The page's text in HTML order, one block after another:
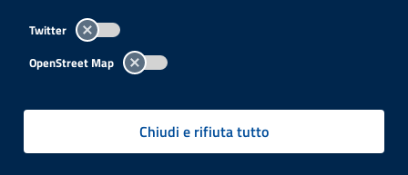
Twitter
OpenStreet Map
Chiudi e rifiuta tutto
Per l'utilizzo del logo e dei dati fare riferimento al regolamento
consultabile aquesta pagina